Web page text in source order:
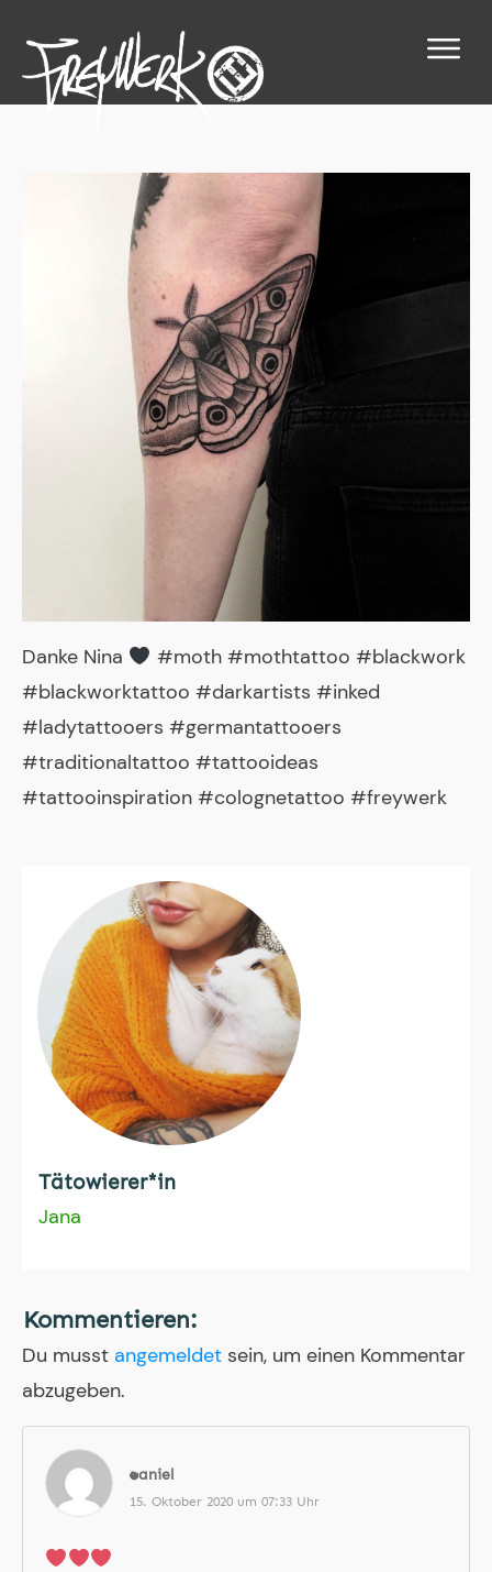
Danke Nina
#moth #mothtattoo #blackwork
#blackworktattoo #darkartists #inked
#ladytattooers #germantattooers
#traditionaltattoo #tattooideas
#tattooinspiration #colognetattoo #freywerk
Tätowierer*in
Jana
Kommentieren:
Du musst angemeldet sein, um einen Kommentar
abzugeben.
:Daniel
15. Oktober 2020 um 07:33 Uhr